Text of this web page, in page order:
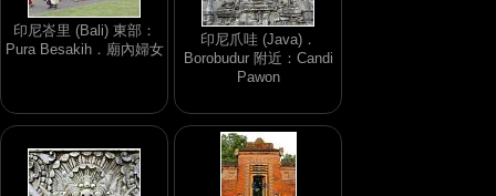
印尼峇里 (Bali) 東部：
Pura Besakih．廟內婦女
印尼爪哇 (Java)．
Borobudur 附近：Candi
Pawon